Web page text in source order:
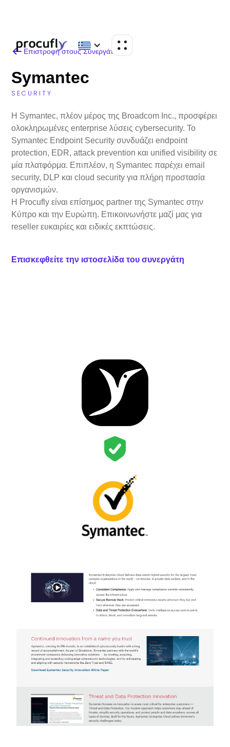
Επιστροφή στους Συνεργάτες
Symantec
SECURITY
Η Symantec, πλέον μέρος της Broadcom Inc., προσφέρει
ολοκληρωμένες enterprise λύσεις cybersecurity. Το
Symantec Endpoint Security συνδυάζει endpoint
protection, EDR, attack prevention και unified visibility σε
μία πλατφόρμα. Επιπλέον, η Symantec παρέχει email
security, DLP και cloud security για πλήρη προστασία
οργανισμών.
Η Procufly είναι επίσημος partner της Symantec στην
Κύπρο και την Ευρώπη. Επικοινωνήστε μαζί μας για
reseller ευκαιρίες και ειδικές εκπτώσεις.
Επισκεφθείτε την ιστοσελίδα του συνεργάτη